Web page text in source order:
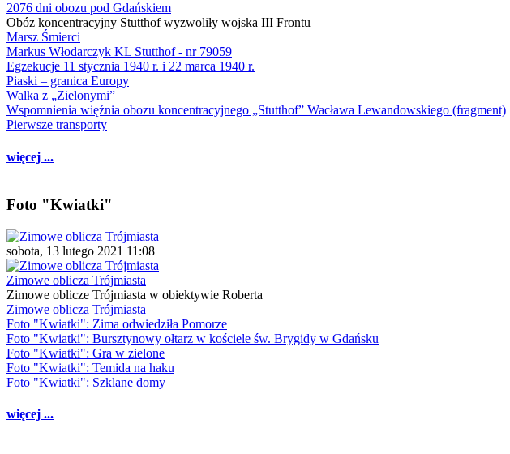
2076 dni obozu pod Gdańskiem
Obóz koncentracyjny Stutthof wyzwoliły wojska III Frontu
Marsz Śmierci
Markus Włodarczyk KL Stutthof - nr 79059
Egzekucje 11 stycznia 1940 r. i 22 marca 1940 r.
Piaski – granica Europy
Walka z „Zielonymi”
Wspomnienia więźnia obozu koncentracyjnego „Stutthof” Wacława Lewandowskiego (fragment)
Pierwsze transporty
więcej ...
Foto "Kwiatki"
sobota, 13 lutego 2021 11:08
Zimowe oblicza Trójmiasta
Zimowe oblicze Trójmiasta w obiektywie Roberta
Zimowe oblicza Trójmiasta
Foto "Kwiatki": Zima odwiedziła Pomorze
Foto "Kwiatki": Bursztynowy ołtarz w kościele św. Brygidy w Gdańsku
Foto "Kwiatki": Gra w zielone
Foto "Kwiatki": Temida na haku
Foto "Kwiatki": Szklane domy
więcej ...